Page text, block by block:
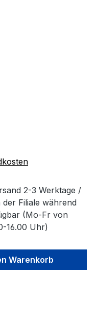
2-3 Werktage /
Filiale während
(Mo-Fr von
16.00 Uhr)
Warenkorb